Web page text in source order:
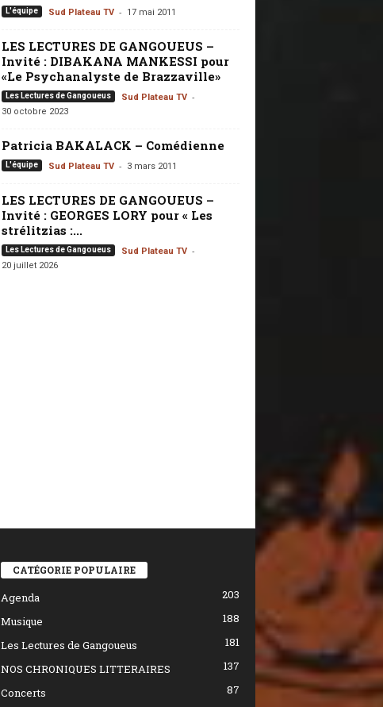
L'équipe Sud Plateau TV - 17 mai 2011
LES LECTURES DE GANGOUEUS –
Invité : DIBAKANA MANKESSI pour
«Le Psychanalyste de Brazzaville»
Les Lectures de Gangoueus Sud Plateau TV -
30 octobre 2023
Patricia BAKALACK – Comédienne
L'équipe Sud Plateau TV - 3 mars 2011
LES LECTURES DE GANGOUEUS –
Invité : GEORGES LORY pour « Les
strélitzias :...
Les Lectures de Gangoueus Sud Plateau TV -
20 juillet 2026
CATÉGORIE POPULAIRE
Agenda
203
Musique
188
Les Lectures de Gangoueus
181
NOS CHRONIQUES LITTERAIRES
137
Concerts
87